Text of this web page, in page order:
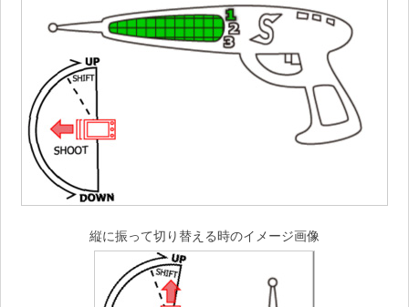
縦に振って切り替える時のイメージ画像